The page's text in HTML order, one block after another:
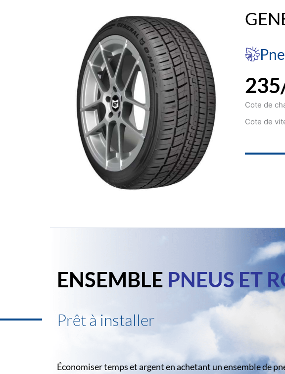
Cote de
Cote de
ENSEMBLE PNEUS ET
Prêt à installer
Économiser temps et argent en achetant un ensemble de